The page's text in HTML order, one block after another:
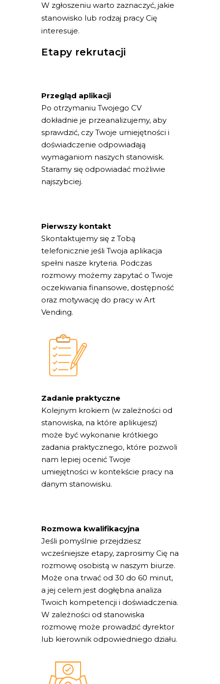
W zgłoszeniu warto zaznaczyć, jakie
stanowisko lub rodzaj pracy Cię
interesuje.
Etapy rekrutacji
Przegląd aplikacji
Po otrzymaniu Twojego CV
dokładnie je przeanalizujemy, aby
sprawdzić, czy Twoje umiejętności i
doświadczenie odpowiadają
wymaganiom naszych stanowisk.
Staramy się odpowiadać możliwie
najszybciej.
Pierwszy kontakt
Skontaktujemy się z Tobą
telefonicznie jeśli Twoja aplikacja
spełni nasze kryteria. Podczas
rozmowy możemy zapytać o Twoje
oczekiwania finansowe, dostępność
oraz motywację do pracy w Art
Vending.
Zadanie praktyczne
Kolejnym krokiem (w zależności od
stanowiska, na które aplikujesz)
może być wykonanie krótkiego
zadania praktycznego, które pozwoli
nam lepiej ocenić Twoje
umiejętności w kontekście pracy na
danym stanowisku.
Rozmowa kwalifikacyjna
Jeśli pomyślnie przejdziesz
wcześniejsze etapy, zaprosimy Cię na
rozmowę osobistą w naszym biurze.
Może ona trwać od 30 do 60 minut,
a jej celem jest dogłębna analiza
Twoich kompetencji i doświadczenia.
W zależności od stanowiska
rozmowę może prowadzić dyrektor
lub kierownik odpowiedniego działu.